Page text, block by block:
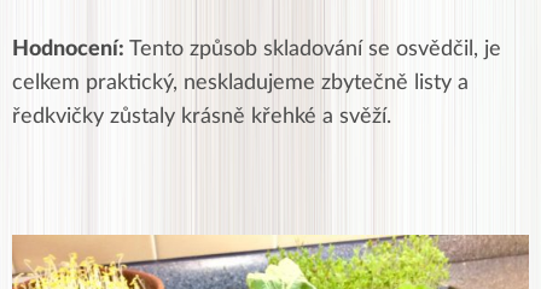
Hodnocení: Tento způsob skladování se osvědčil, je
celkem praktický, neskladujeme zbytečně listy a
ředkvičky zůstaly krásně křehké a svěží.